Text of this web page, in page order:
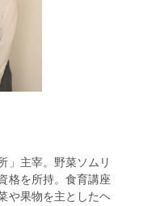
」主宰。野菜ソムリ
格を所持。食育講座
や果物を主としたヘ